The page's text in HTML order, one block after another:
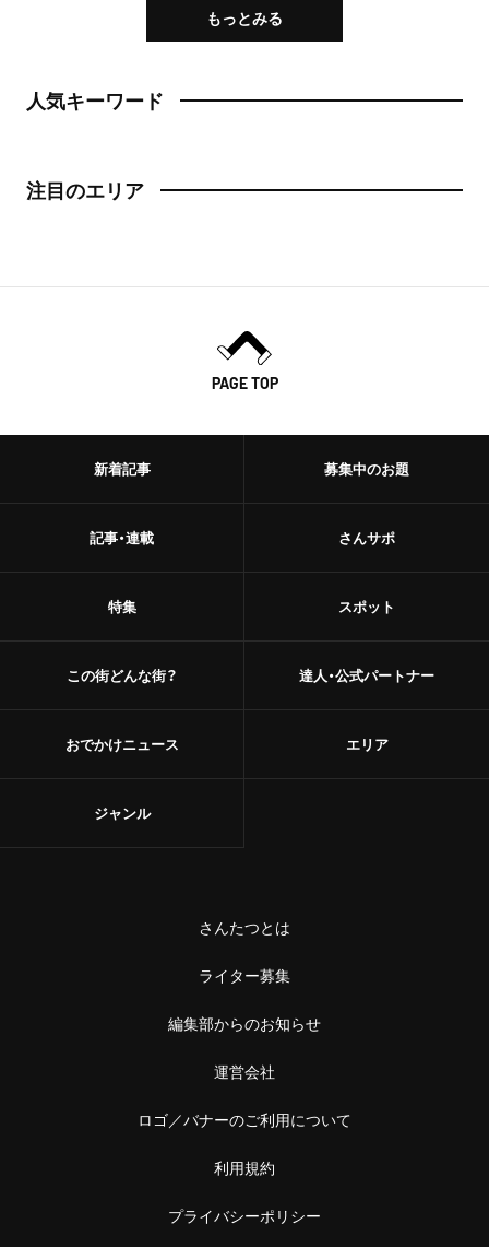
もっとみる
人気キーワード
注目のエリア
PAGE TOP
新着記事
記事・連載
特集
この街どんな街？
おでかけニュース
募集中のお題
さんサポ
スポット
達人・公式パートナー
エリア
ジャンル
さんたつとは
ライター募集
編集部からのお知らせ
運営会社
ロゴ／バナーのご利用について
利用規約
プライバシーポリシー